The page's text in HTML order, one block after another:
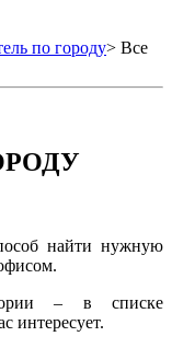
по городу> Все
найти нужную
– в списке
интересует.